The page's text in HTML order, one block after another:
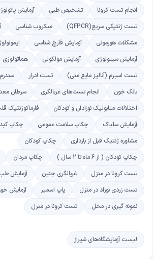
انجام تست کرونا
تشخیص طبی
آزمایش
تست ژنتیکی سریع(QFPCR)
میکروب شناسی
مشکلات هورمونی
آزمایش قارچ شناسی
آزمایش سیتولوژی
آزمایش مولکولی
هماتولوژی
تست اسپرم (آنالیز مایع منی)
تست ادرار
بانك خون
انجام تست‌های غربالگری
سرطان
اختلالات متابوليک نوزادان و کودکان
فارماکوژنتیک
آزمایش سلياک
چکاپ سلامت عمومی چکاپ
مشاوره ژنتیک قبل از بارداری
چکاپ کودکان
چکاپ کودکان ( از 6 ماه تا 2 سال )
چکاپ مردان
تست کرونا در منزل
غربالگری جنین
آزمایش طب
تست زردی نوزاد در منزل
پاپ اسمیر
آزمایش
نمونه گیری در محل
تست کرونا در منزل
لیست آزمایشگاه‌های شیراز